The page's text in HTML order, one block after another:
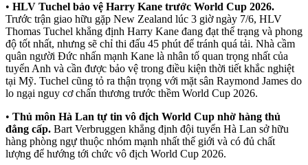
• HLV Tuchel bảo vệ Harry Kane trước World Cup 2026.
Trước trận giao hữu gặp New Zealand lúc 3 giờ ngày 7/6, HLV
Thomas Tuchel khẳng định Harry Kane đang đạt thể trạng và phong
độ tốt nhất, nhưng sẽ chỉ thi đấu 45 phút để tránh quá tải. Nhà cầm
quân người Đức nhấn mạnh Kane là nhân tố quan trọng nhất của
tuyển Anh và cần được bảo vệ trong điều kiện thời tiết khắc nghiệt
tại Mỹ. Tuchel cũng tỏ ra thận trọng với mặt sân Raymond James do
lo ngại nguy cơ chấn thương trước thềm World Cup 2026.
• Thủ môn Hà Lan tự tin vô địch World Cup nhờ hàng thủ
đẳng cấp. Bart Verbruggen khẳng định đội tuyển Hà Lan sở hữu
hàng phòng ngự thuộc nhóm mạnh nhất thế giới và có đủ chất
lượng để hướng tới chức vô địch World Cup 2026.